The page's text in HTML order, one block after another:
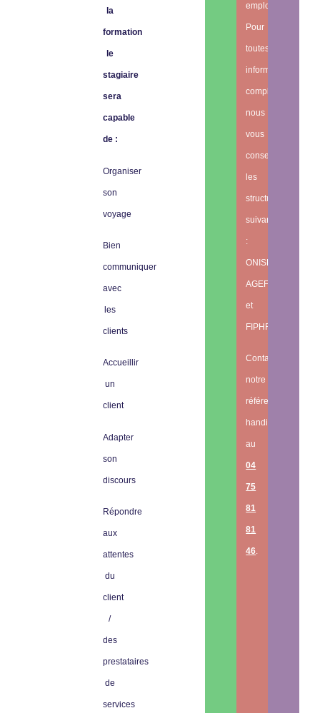
la
formation
le
stagiaire
sera
capable
de :
Organiser
son
voyage
Bien
communiquer
avec
les
clients
Accueillir
un
client
Adapter
son
discours
Répondre
aux
attentes
du
client
/
des
prestataires
de
services
employeur.
Pour
toutes
informations
complémentaires,
nous
vous
conseillons
les
structures
suivantes
:
ONISEP,
AGEFIPH
et
FIPHFP.
Contactez
notre
référent
handicap
au
04
75
81
81
46.